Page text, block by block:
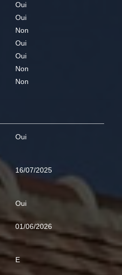
Oui
Oui
Non
Oui
Oui
Non
Non
Oui
16/07/2025
Oui
01/06/2026
E